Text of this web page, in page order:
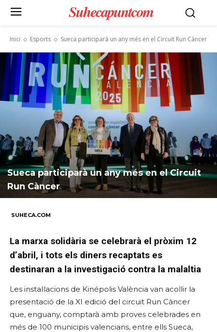
Suhecapuntcom
Inici Esports Sueca participarà un any més en el Circuit Run Càncer
Sueca participarà un any més en el Circuit
Run Càncer
SUHECA.COM
La marxa solidària se celebrarà el pròxim 12
d’abril, i tots els diners recaptats es
destinaran a la investigació contra la malaltia
Les instal·lacions de Kinépolis València van acollir la
presentació de la XI edició del circuit Run Càncer
que, enguany, comptarà amb proves celebrades en
més de 100 municipis valencians, entre ells Sueca,